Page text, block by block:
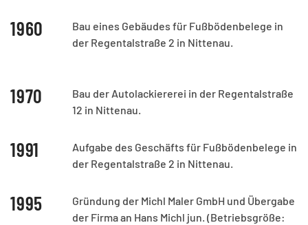
1960
Bau eines Gebäudes für Fußbödenbelege in
der Regentalstraße 2 in Nittenau.
1970
Bau der Autolackiererei in der Regentalstraße
12 in Nittenau.
1991
Aufgabe des Geschäfts für Fußbödenbelege in
der Regentalstraße 2 in Nittenau.
1995
Gründung der Michl Maler GmbH und Übergabe
der Firma an Hans Michl jun. (Betriebsgröße: